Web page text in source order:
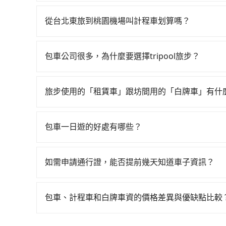
小黃後約花20分鐘、車費400元後，抵達桃園機
52分鐘在轉乘與等車上，現在還不馬上來預約
停車費再加租車費可是不少錢。
從台北東旅到桃園機場叫計程車划算嗎？
到車，也可考慮打電話至附近的計程車隊，如志
包車公司很多，為什麼要選擇tripool旅步？
途安全無憂，我們的司機都是專業且可靠的職業
值得信任的不二選擇！
旅步使用的「租賃車」跟坊間用的「白牌車」有什
為旅步貴賓服務用車。與一些私家車充當營業用
包車一日遊的好處有哪些？
驗當地文化和風土人情，此外，包車還可以省去
如需申請通行證，能否提前幾天知道車子資訊？
用車前一天才開始安排車輛，並於用車前一天晚
包車、計程車和白牌車資的價格差異與優缺點比較